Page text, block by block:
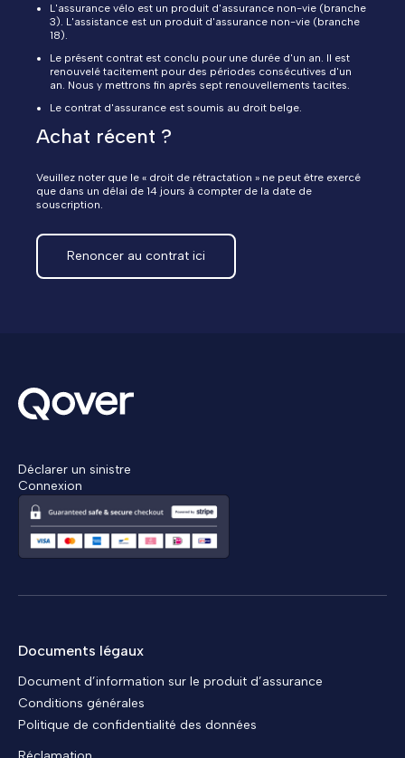
L'assurance vélo est un produit d'assurance non-vie (branche
3). L'assistance est un produit d'assurance non-vie (branche
18).
Le présent contrat est conclu pour une durée d'un an. Il est
renouvelé tacitement pour des périodes consécutives d'un
an. Nous y mettrons fin après sept renouvellements tacites.
Le contrat d'assurance est soumis au droit belge.
Achat récent ?
Veuillez noter que le « droit de rétractation » ne peut être exercé
que dans un délai de 14 jours à compter de la date de
souscription.
Renoncer au contrat ici
Déclarer un sinistre
Connexion
Documents légaux
Document d’information sur le produit d’assurance
Conditions générales
Politique de confidentialité des données